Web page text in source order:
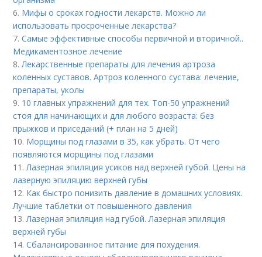
6. Мифы о сроках годности лекарств. Можно ли
использовать просроченные лекарства?
7.Самые эффективные способы первичной и вторичной..
Медикаментозное лечение
8.Лекарственные препараты для лечения артроза
коленных суставов. Артроз коленного сустава: лечение,
препараты, уколы
9. 10 главных упражнений для тех. Топ-50 упражнений
стоя для начинающих и для любого возраста: без
прыжков и приседаний (+ план на 5 дней)
10. Морщины под глазами в 35, как убрать. От чего
появляются морщины под глазами
11.Лазерная эпиляция усиков над верхней губой. Цены на
лазерную эпиляцию верхней губы
12. Как быстро понизить давление в домашних условиях.
Лучшие таблетки от повышенного давления
13.Лазерная эпиляция над губой. Лазерная эпиляция
верхней губы
14.Сбалансированное питание для похудения.